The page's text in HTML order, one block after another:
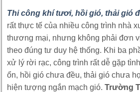
Thi công khí tươi, hồi gió, thải gió
rất thực tế của nhiều công trình nhà
thương mại, nhưng không phải đơn
theo đúng tư duy hệ thống. Khi ba
xử lý rời rạc, công trình rất dễ gặp
ổn, hồi gió chưa đều, thải gió chưa
hiện tượng ngắn mạch gió. Trường